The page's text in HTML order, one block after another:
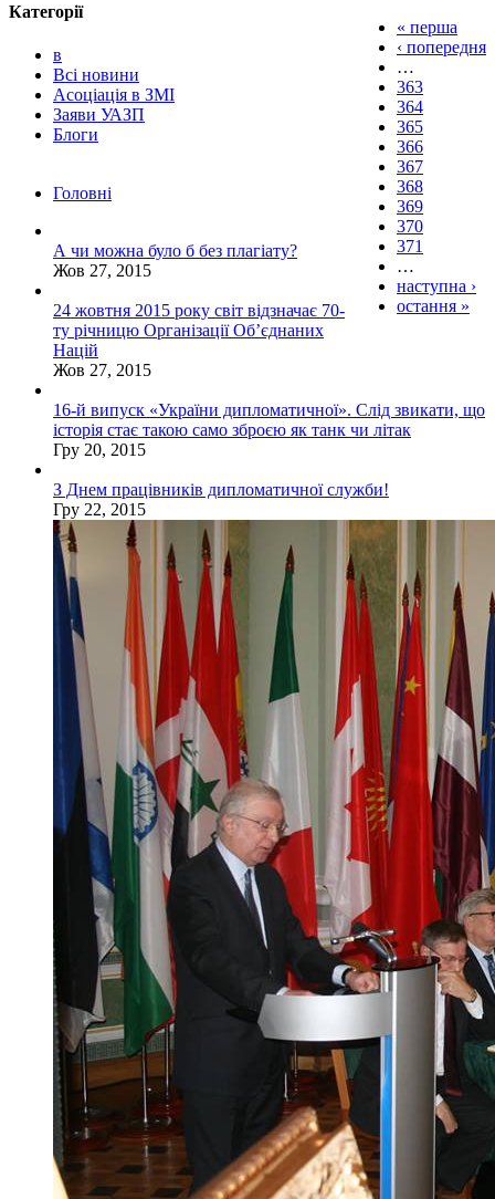
« перша
‹ попередня
…
363
364
365
366
367
368
369
370
371
…
наступна ›
остання »
Категорії
в
Всі новини
Асоціація в ЗМІ
Заяви УАЗП
Блоги
Головні
А чи можна було б без плагіату?
Жов 27, 2015
24 жовтня 2015 року світ відзначає 70-
ту річницю Організації Об’єднаних
Націй
Жов 27, 2015
16-й випуск «України дипломатичної». Слід звикати, що
історія стає такою само зброєю як танк чи літак
Гру 20, 2015
З Днем працівників дипломатичної служби!
Гру 22, 2015